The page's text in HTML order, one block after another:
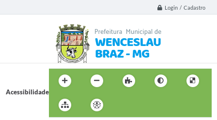
Login / Cadastro
Acessibilidade